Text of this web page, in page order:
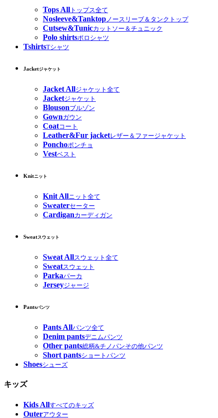
Tops All トップス全て
Nosleeve&Tanktopノースリーブ＆タンクトップ
Cutsew&Tunicカットソー＆チュニック
Polo shirtsポロシャツ
TshirtsTシャツ
Jacketジャケット
Jacket Allジャケット全て
Jacketジャケット
Blousonブルゾン
Gownガウン
Coatコート
Leather&Fur jacketレザー＆ファージャケット
Ponchoポンチョ
Vestベスト
Knitニット
Knit Allニット全て
Sweaterセーター
Cardiganカーディガン
Sweatスウェット
Sweat Allスウェット全て
Sweatスウェット
Parkaパーカ
Jerseyジャージ
Pantsパンツ
Pants Allパンツ全て
Denim pantsデニムパンツ
Other pants総柄&チノパンその他パンツ
Short pantsショートパンツ
Shoesシューズ
キッズ
Kids Allすべてのキッズ
Outerアウター